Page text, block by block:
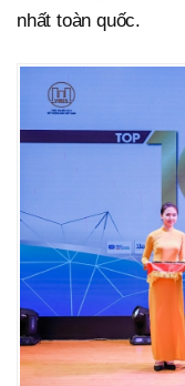
nhất toàn quốc.